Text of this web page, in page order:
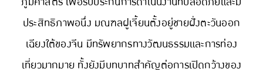
ประสิทธิภาพอนึ่ง มณฑลฝูเจี้ยนตั้งอยู่ชายฝั่งตะวันออก
เฉียงใต้ของจีน มีทรัพยากรทางวัฒนธรรมและการท่อง
เที่ยวมากมาย ทั้งยังมีบทบาทสำคัญต่อการเปิดกว้างของ